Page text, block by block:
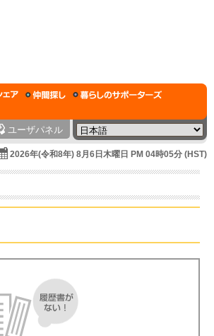
ユーザパネル
2026年(令和8年) 8月6日木曜日 PM 04時05分 (HST)